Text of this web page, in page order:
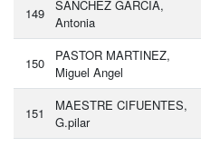
149
SANCHEZ GARCIA,
Antonia
150
PASTOR MARTINEZ,
Miguel Angel
151
MAESTRE CIFUENTES,
G.pilar